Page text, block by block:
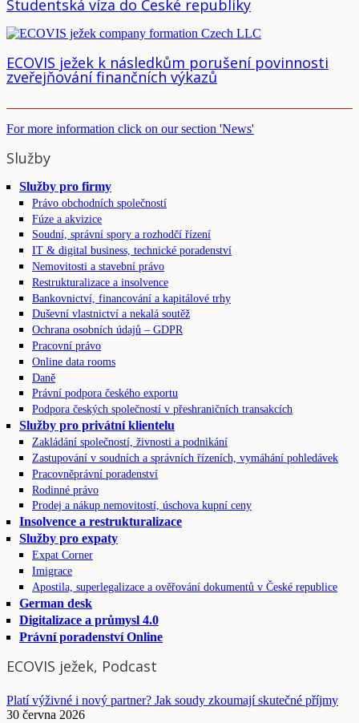
Studentská víza do České republiky
ECOVIS ježek k následkům porušení povinnosti
zveřejňování finančních výkazů
For more information click on our section 'News'
Služby
Služby pro firmy
Právo obchodních společností
Fúze a akvizice
Soudní, správní spory a rozhodčí řízení
IT & digital business, technické poradenství
Nemovitosti a stavební právo
Restrukturalizace a insolvence
Bankovnictví, financování a kapitálové trhy
Duševní vlastnictví a nekalá soutěž
Ochrana osobních údajů – GDPR
Pracovní právo
Online data rooms
Daně
Právní podpora českého exportu
Podpora českých společností v přeshraničních transakcích
Služby pro privátní klientelu
Zakládání společností, živnosti a podnikání
Zastupování v soudních a správních řízeních, vymáhání pohledávek
Pracovněprávní poradenství
Rodinné právo
Prodej a nákup nemovitostí, úschova kupní ceny
Insolvence a restrukturalizace
Služby pro expaty
Expat Corner
Imigrace
Apostila, superlegalizace a ověřování dokumentů v České republice
German desk
Digitalizace a průmysl 4.0
Právní poradenství Online
ECOVIS ježek, Podcast
Platí výživné i nový partner? Jak soudy zkoumají skutečné příjmy
30 června 2026